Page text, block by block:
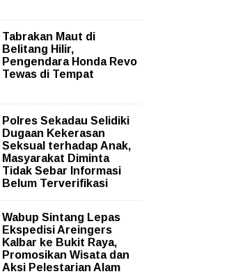
Tabrakan Maut di
Belitang Hilir,
Pengendara Honda Revo
Tewas di Tempat
Polres Sekadau Selidiki
Dugaan Kekerasan
Seksual terhadap Anak,
Masyarakat Diminta
Tidak Sebar Informasi
Belum Terverifikasi
Wabup Sintang Lepas
Ekspedisi Areingers
Kalbar ke Bukit Raya,
Promosikan Wisata dan
Aksi Pelestarian Alam